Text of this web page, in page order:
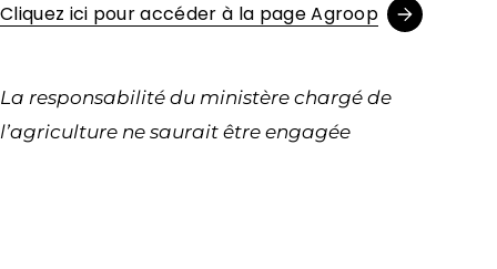
Cliquez ici pour accéder à la page Agroop
La responsabilité du ministère chargé de
l’agriculture ne saurait être engagée